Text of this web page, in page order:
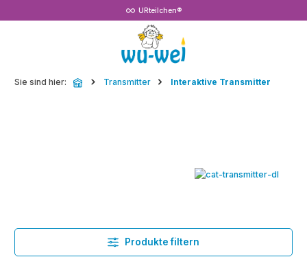
URteilchen®
Sie sind hier: Transmitter Interaktive Transmitter
Produkte filtern